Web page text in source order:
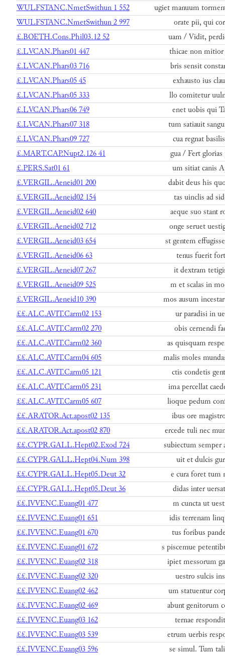
WULFSTANC.NmetSwithun 1 552
ugiet manuum
WULFSTANC.NmetSwithun 2 997
orate pii, qui
£.BOETH.Cons.Phil03.12 52
uam / Vidit,
£.LVCAN.Phars01 447
thicae non mitior
£.LVCAN.Phars03 716
bris sensit
£.LVCAN.Phars05 45
exhausto ius
£.LVCAN.Phars05 333
llo comitetur
£.LVCAN.Phars06 749
enet uobis qui
£.LVCAN.Phars07 318
tum satiauit
£.LVCAN.Phars09 727
cua regnat
£.MART.CAP.Nupt2.126 41
gua / Fert
£.PERS.Sat01 61
um sitiat canis
£.VERGIL.Aeneid01 200
dabit deus his
£.VERGIL.Aeneid02 154
tas uinclis ad
£.VERGIL.Aeneid02 640
aeque suo stant
£.VERGIL.Aeneid02 712
onge seruet
£.VERGIL.Aeneid03 654
st gentem
£.VERGIL.Aeneid06 63
tenus fuerit
£.VERGIL.Aeneid07 267
it dextram
£.VERGIL.Aeneid09 525
m et scalas in
£.VERGIL.Aeneid10 390
mos ausum
££.ALC.AVIT.Carm02 153
ur paradisi in
££.ALC.AVIT.Carm02 270
obis cernendi
££.ALC.AVIT.Carm02 360
as quisquam
££.ALC.AVIT.Carm04 605
malis moles
££.ALC.AVIT.Carm05 121
ctis condetis
££.ALC.AVIT.Carm05 231
ima percellat
££.ALC.AVIT.Carm05 607
lioque pedum
££.ARATOR.Act.apost02 135
ibus ore
££.ARATOR.Act.apost02 870
ercede tuli nec
££.CYPR.GALL.Hept02.Exod 724
subiectum semper
££.CYPR.GALL.Hept04.Num 398
uit et dulcis
££.CYPR.GALL.Hept05.Deut 32
e cura foret tum
££.CYPR.GALL.Hept05.Deut 36
didas inter
££.IVVENC.Euang01 477
m cuncta ut
££.IVVENC.Euang01 651
idis terrenam
££.IVVENC.Euang01 670
tus foribus
££.IVVENC.Euang01 672
s piscemue
££.IVVENC.Euang02 318
ipiet messorum
££.IVVENC.Euang02 320
uestro sulcis
££.IVVENC.Euang02 462
um statuentur
££.IVVENC.Euang02 469
abunt genitorum
££.IVVENC.Euang03 162
ternae
££.IVVENC.Euang03 539
etrum uerbis
££.IVVENC.Euang03 596
se simul. Tum